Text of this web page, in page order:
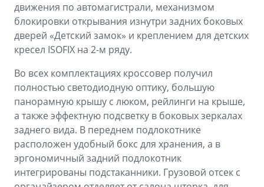
движения по автомагистрали, механизмом
блокировки открывания изнутри задних боковых
дверей «Детский замок» и креплением для детских
кресел ISOFIX на 2-м ряду.
Во всех комплектациях кроссовер получил
полностью светодиодную оптику, большую
панорамную крышу с люком, рейлинги на крыше,
а также эффектную подсветку в боковых зеркалах
заднего вида. В переднем подлокотнике
расположен удобный бокс для хранения, а в
эргономичный задний подлокотник
интегрированы подстаканники. Грузовой отсек с